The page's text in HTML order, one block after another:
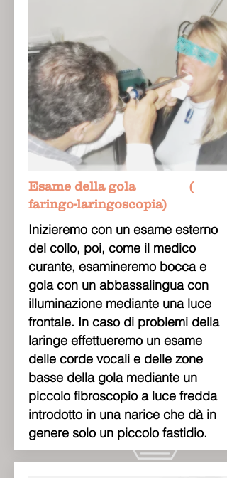
Esame della gola (
faringo-laringoscopia)
Inizieremo con un esame esterno
del collo, poi, come il medico
curante, esamineremo bocca e
gola con un abbassalingua con
illuminazione mediante una luce
frontale. In caso di problemi della
laringe effettueremo un esame
delle corde vocali e delle zone
basse della gola mediante un
piccolo fibroscopio a luce fredda
introdotto in una narice che dà in
genere solo un piccolo fastidio.